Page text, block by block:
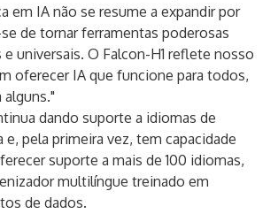
em IA não se resume a expandir por
de tornar ferramentas poderosas
universais. O Falcon-H1 reflete nosso
oferecer IA que funcione para todos,
alguns."
dando suporte a idiomas de
pela primeira vez, tem capacidade
suporte a mais de 100 idiomas,
multilíngue treinado em
de dados.